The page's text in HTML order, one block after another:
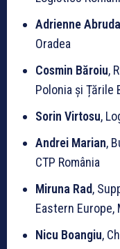
Adrienne
Oradea
Cosmin Băroiu,
Polonia și Țările
Sorin Virtosu,
Andrei Marian,
CTP România
Miruna Rad,
Eastern
Nicu Boangiu,